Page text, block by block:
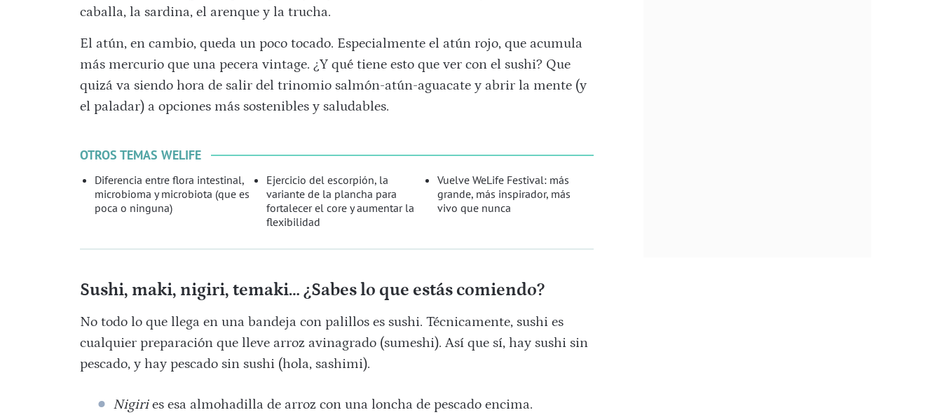
caballa, la sardina, el arenque y la trucha.
El atún, en cambio, queda un poco tocado. Especialmente el atún rojo, que acumula
más mercurio que una pecera vintage. ¿Y qué tiene esto que ver con el sushi? Que
quizá va siendo hora de salir del trinomio salmón-atún-aguacate y abrir la mente (y
el paladar) a opciones más sostenibles y saludables.
OTROS TEMAS WELIFE
Diferencia entre flora intestinal,
microbioma y microbiota (que es
poca o ninguna)
Ejercicio del escorpión, la
variante de la plancha para
fortalecer el core y aumentar la
flexibilidad
Vuelve WeLife Festival: más
grande, más inspirador, más
vivo que nunca
Sushi, maki, nigiri, temaki… ¿Sabes lo que estás comiendo?
No todo lo que llega en una bandeja con palillos es sushi. Técnicamente, sushi es
cualquier preparación que lleve arroz avinagrado (sumeshi). Así que sí, hay sushi sin
pescado, y hay pescado sin sushi (hola, sashimi).
Nigiries esa almohadilla de arroz con una loncha de pescado encima.